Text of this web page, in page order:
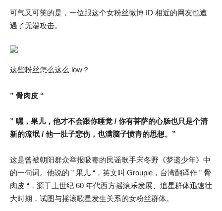
可气又可笑的是，一位跟这个女粉丝微博 ID 相近的网友也遭
遇了无端攻击。
这些粉丝怎么这么 low？
” 骨肉皮 “
” 嘿，果儿，他才不会跟你睡觉 / 你有菩萨的心肠也只是个清
新的流氓 / 他一肚子悲伤，也满脑子愤青的思想。”
这是曾被朝阳群众举报吸毒的民谣歌手宋冬野《梦遗少年》中
的一句词。他说的 ” 果儿 “，英文叫 Groupie，台湾翻译作 ” 骨
肉皮 “，源于上世纪 60 年代西方摇滚乐发展、追星群体迅速壮
大时期，试图与摇滚歌星发生关系的女粉丝群体。